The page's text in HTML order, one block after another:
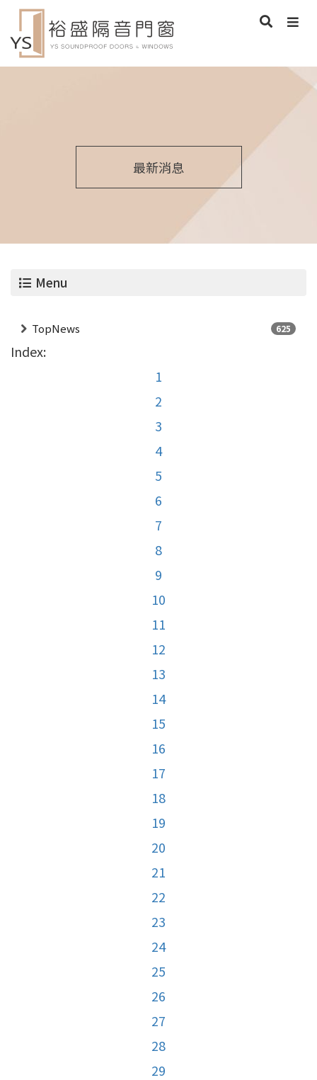
最新消息
Menu
TopNews 625
Index:
1
2
3
4
5
6
7
8
9
10
11
12
13
14
15
16
17
18
19
20
21
22
23
24
25
26
27
28
29